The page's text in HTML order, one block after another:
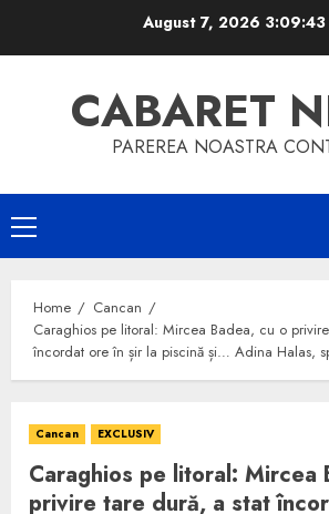
August 7, 2026 3:09:43
CABARET
PAREREA NOASTRA
Primary
Menu
Home
Cancan
Caraghios pe litoral: Mircea Badea, cu o
încordat ore în șir la piscină și… Adina Halas,
Cancan EXCLUSIV
Caraghios pe litoral: Mircea
privire tare dură, a stat